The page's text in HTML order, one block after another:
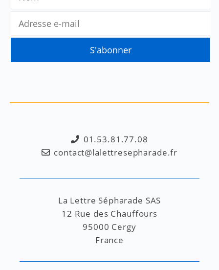
01.53.81.77.08
contact@lalettresepharade.fr
La Lettre Sépharade SAS
12 Rue des Chauffours
95000 Cergy
France